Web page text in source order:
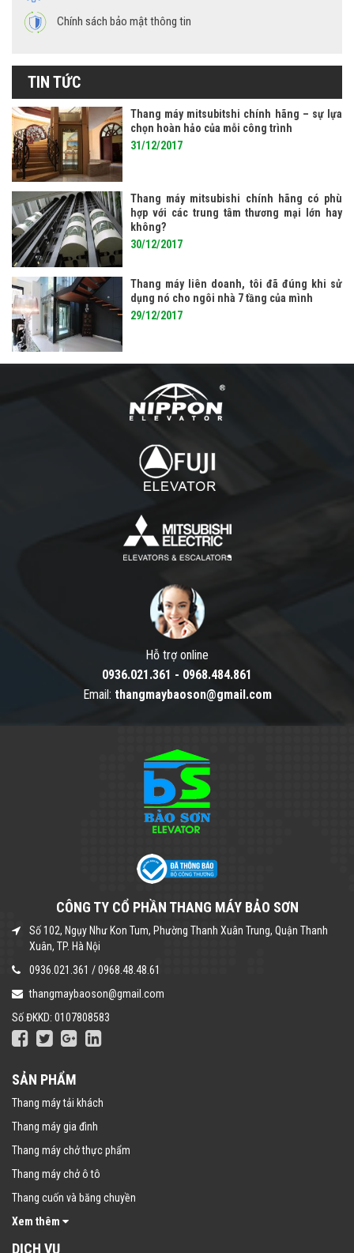
Chính sách bảo mật thông tin
TIN TỨC
Thang máy mitsubitshi chính hãng – sự lựa
chọn hoàn hảo của mỗi công trình
31/12/2017
Thang máy mitsubishi chính hãng có phù
hợp với các trung tâm thương mại lớn hay
không?
30/12/2017
Thang máy liên doanh, tôi đã đúng khi sử
dụng nó cho ngôi nhà 7 tầng của mình
29/12/2017
Hỗ trợ online
0936.021.361 - 0968.484.861
Email: thangmaybaoson@gmail.com
CÔNG TY CỔ PHẦN THANG MÁY BẢO SƠN
Số 102, Ngụy Như Kon Tum, Phường Thanh Xuân Trung, Quận Thanh
Xuân, TP. Hà Nội
0936.021.361 /0968.48.48.61
thangmaybaoson@gmail.com
Số ĐKKD: 0107808583
SẢN PHẨM
Thang máy tải khách
Thang máy gia đình
Thang máy chở thực phẩm
Thang máy chở ô tô
Thang cuốn và băng chuyền
Xem thêm
DỊCH VỤ